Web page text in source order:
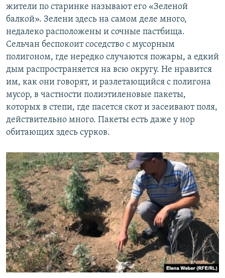
жители по старинке называют его «Зеленой
балкой». Зелени здесь на самом деле много,
недалеко расположены и сочные пастбища.
Сельчан беспокоит соседство с мусорным
полигоном, где нередко случаются пожары, а едкий
дым распространяется на всю округу. Не нравится
им, как они говорят, и разлетающийся с полигона
мусор, в частности полиэтиленовые пакеты,
которых в степи, где пасется скот и засеивают поля,
действительно много. Пакеты есть даже у нор
обитающих здесь сурков.